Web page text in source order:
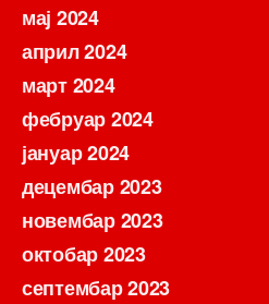
мај 2024
април 2024
март 2024
фебруар 2024
јануар 2024
децембар 2023
новембар 2023
октобар 2023
септембар 2023